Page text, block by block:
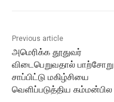
Previous article
அமெரிக்க தூதுவர்
விடைபெறுவதால் பாற்சோறு
சாப்பிட்டு மகிழ்சியை
வெளிப்படுத்திய கம்மன்பில